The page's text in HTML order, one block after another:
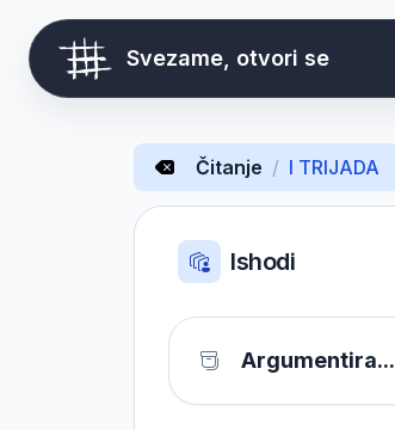
Svezame, otvori se
Čitanje / I TRIJADA
Ishodi
Argumentira...